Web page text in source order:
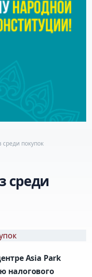
покупок
среди
Asia Park
налогового